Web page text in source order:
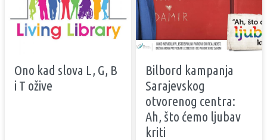
Ono kad slova L, G, B
i T ožive
Bilbord kampanja
Sarajevskog
otvorenog centra:
Ah, što ćemo ljubav
kriti